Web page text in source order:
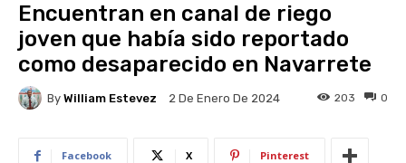
Encuentran en canal de riego
joven que había sido reportado
como desaparecido en Navarrete
By William Estevez 2 De Enero De 2024 0
203
Facebook X Pinterest